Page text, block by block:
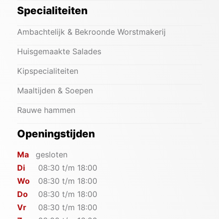
Specialiteiten
Ambachtelijk & Bekroonde Worstmakerij
Huisgemaakte Salades
Kipspecialiteiten
Maaltijden & Soepen
Rauwe hammen
Openingstijden
Ma
gesloten
Di
08:30 t/m 18:00
Wo
08:30 t/m 18:00
Do
08:30 t/m 18:00
Vr
08:30 t/m 18:00